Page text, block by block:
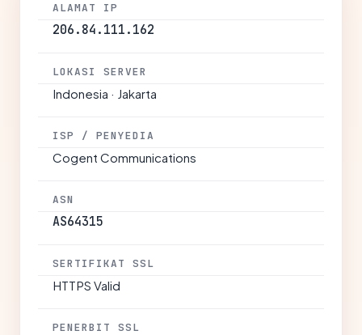
ALAMAT IP
206.84.111.162
LOKASI SERVER
Indonesia · Jakarta
ISP / PENYEDIA
Cogent Communications
ASN
AS64315
SERTIFIKAT SSL
HTTPS Valid
PENERBIT SSL